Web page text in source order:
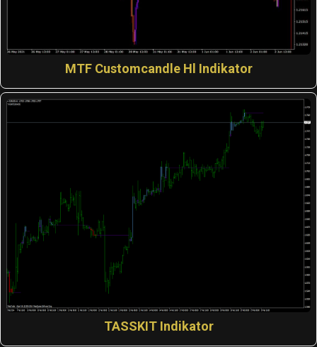
MTF Customcandle Hl Indikator
TASSKIT Indikator